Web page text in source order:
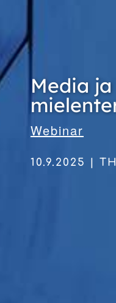
Media
Webinar
10.9.2025 |